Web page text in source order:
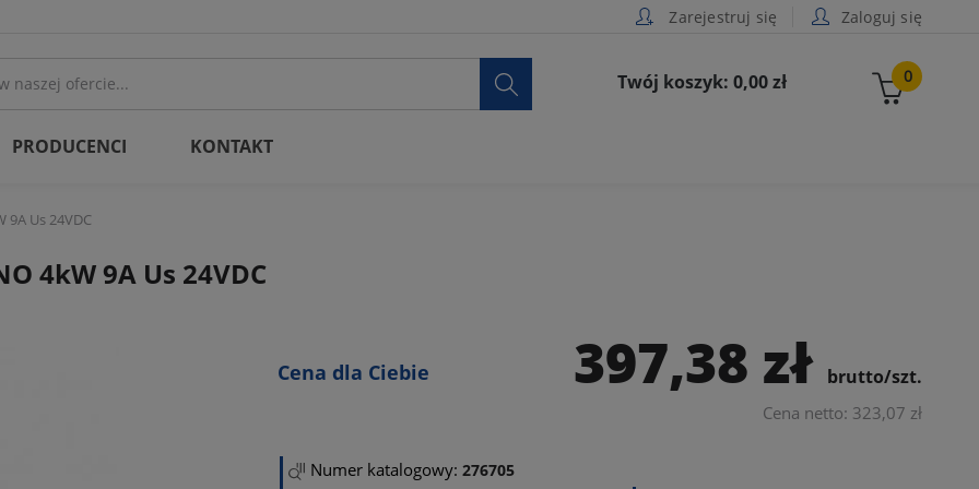
Zarejestruj się Zaloguj się
0
Twój koszyk: 0,00 zł

PRODUCENCI KONTAKT
9A Us 24VDC
4kW 9A Us 24VDC
Cena dla Ciebie 397,38 zł brutto/szt.
Cena netto: 323,07 zł
Numer katalogowy: 276705